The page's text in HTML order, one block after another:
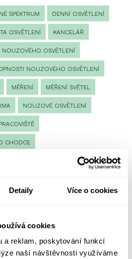
Detaily Více o cookies
cookies
a reklam, poskytování funkcí
naší návštěvnosti využíváme
SPEKTRUM DENNÍ OSVĚTLENÍ
OSVĚTLENÍ KANCELÁŘ
NOUZOVÉHO OSVĚTLENÍ
NOUZOVÉHO OSVĚTLENÍ
MĚŘENÍ MĚŘENÍ SVĚTEL
NOUZOVÉ OSVĚTLENÍ
CHODCE
ZASTÍNĚNÍ